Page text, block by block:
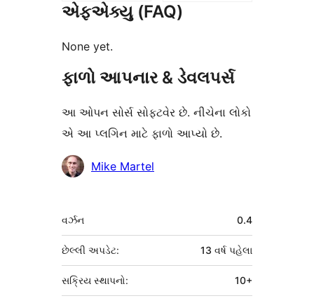
એફએક્યુ (FAQ)
None yet.
ફાળો આપનાર & ડેવલપર્સ
આ ઓપન સોર્સ સોફ્ટવેર છે. નીચેના લોકો
એ આ પ્લગિન માટે ફાળો આપ્યો છે.
ફાળો
Mike Martel
મેટા
વર્ઝન 0.4
છેલ્લી અપડેટ: 13 વર્ષપહેલા
સક્રિય સ્થાપનો: 10+